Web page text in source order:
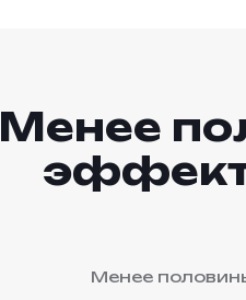
Менее
Менее